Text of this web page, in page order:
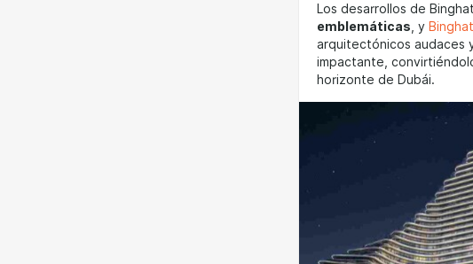
Los desarrollos de
emblemáticas , y
arquitectónicos audaces
impactante,
horizonte de Dubái.